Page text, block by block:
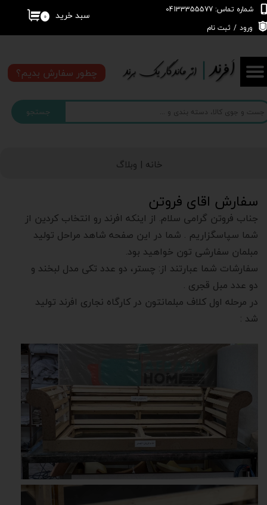
جستجو
شماره تماس: 04133355577
۰ سبد خرید
ورود / ثبت نام
حساب کاربری من
تغییر گذر واژه
سفارشات
خروج از حساب کاربری
چطور سفارش بدیم؟
خانه | وبلاگ
سفارش اقای فروتن
جناب فروتن گرامی سلام. از اینکه افرند رو انتخاب کردین از
شما سپاسگزاریم . شما در این صفحه شاهد مراحل تولید
مبلمان سفارشی تون خواهید بود.
سفارشات شما عبارتند از: چستر، دو عدد تکی مدل لبخند و
دو عدد مبل قجری .
در مرحله اول کلاف مبلمانتون در کارگاه نجاری افرند تولید
شد :